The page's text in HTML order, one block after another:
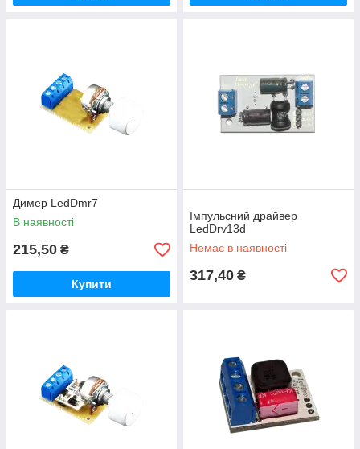
Димер LedDmr7
В наявності
215,50 ₴
Купити
Імпульсний драйвер
LedDrv13d
Немає в наявності
317,40 ₴